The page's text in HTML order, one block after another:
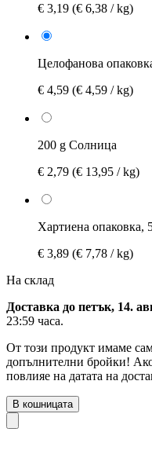
€ 3,19 (€ 6,38 / kg)
Целофанова
€ 4,59 (€ 4,59 / kg)
200 g Солница
€ 2,79 (€ 13,95 / kg)
Хартиена опаковка,
€ 3,89 (€ 7,78 / kg)
На склад
Доставка до петък, 14.
23:59 часа.
От този продукт имаме
допълнителни бройки!
повлияе на датата на
В кошницата